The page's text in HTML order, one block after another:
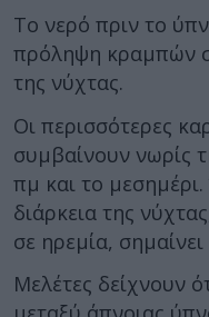
Το νερό πριν το
πρόληψη κραμπών
της νύχτας.
Οι περισσότερες
συμβαίνουν νωρίς
πμ και το
διάρκεια της
σε ηρεμία,
Μελέτες δείχνουν